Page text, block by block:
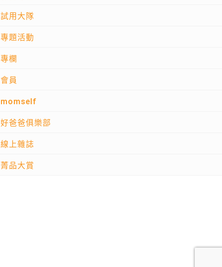
試用大隊
專題活動
專欄
會員
momself
好爸爸俱樂部
線上雜誌
菁品大賞